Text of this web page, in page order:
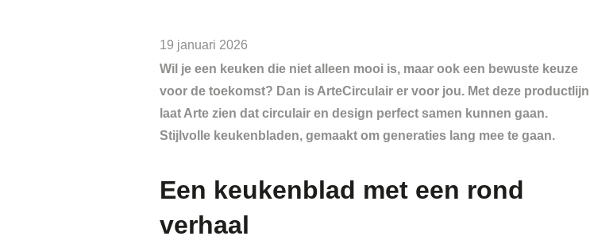
19 januari 2026
Wil je een keuken die niet alleen mooi is, maar ook een bewuste keuze
voor de toekomst? Dan is ArteCirculair er voor jou. Met deze productlijn
laat Artezien dat circulair en design perfect samen kunnen gaan.
Stijlvolle keukenbladen, gemaakt om generaties lang mee te gaan.
Een keukenblad met een rond
verhaal